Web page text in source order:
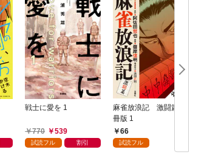
戦士に愛を 1
770 539
試読フル 割引
麻雀放浪記 激闘篇 分
冊版 1
66
試読フル